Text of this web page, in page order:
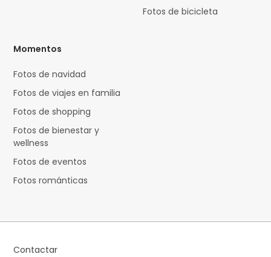
Fotos de bicicleta
Momentos
Fotos de navidad
Fotos de viajes en familia
Fotos de shopping
Fotos de bienestar y
wellness
Fotos de eventos
Fotos románticas
Contactar